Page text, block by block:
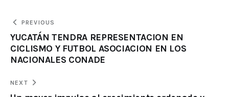
PREVIOUS
YUCATÁN TENDRA REPRESENTACION EN
CICLISMO Y FUTBOL ASOCIACION EN LOS
NACIONALES CONADE
NEXT